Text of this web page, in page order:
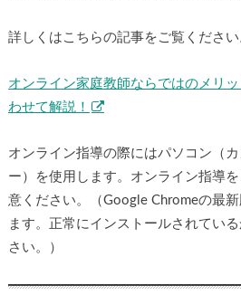
詳しくはこちらの記事をご覧ください
オンライン家庭教師ならではのメリ
わせて解説！
オンライン指導の際にはパソコン（
ー）を使用します。オンライン指導
意ください。（Google Chromeの最
ます。正常にインストールされてい
さい。）